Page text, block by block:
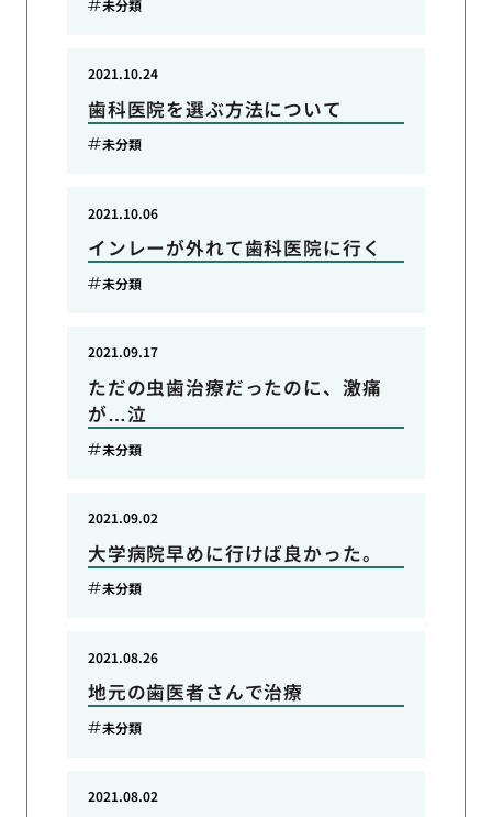
未分類
歯科医院を選ぶ方法について
2021.10.24
未分類
インレーが外れて歯科医院に行く
2021.10.06
未分類
ただの虫歯治療だったのに、激痛
が…泣
2021.09.17
未分類
大学病院早めに行けば良かった。
2021.09.02
未分類
地元の歯医者さんで治療
2021.08.26
未分類
2021.08.02